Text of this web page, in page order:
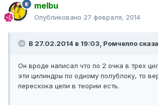
melbu
Опубликовано 27 февраля, 2014
В 27.02.2014 в 19:03, Ромчелло
Он вроде написал что по 2 очка в трех
эти цилиндры по одному полублоку, то
перескока цепи в теории есть.